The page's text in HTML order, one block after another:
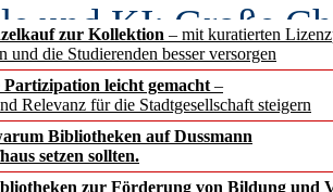
zur Kollektion – mit kuratierten
und die Studierenden besser versorgen
leicht gemacht –
Relevanz für die Stadtgesellschaft steigern
Bibliotheken auf Dussmann
setzen sollten.
zur Förderung von Bildung und
und KI: Große
erstes
Research –